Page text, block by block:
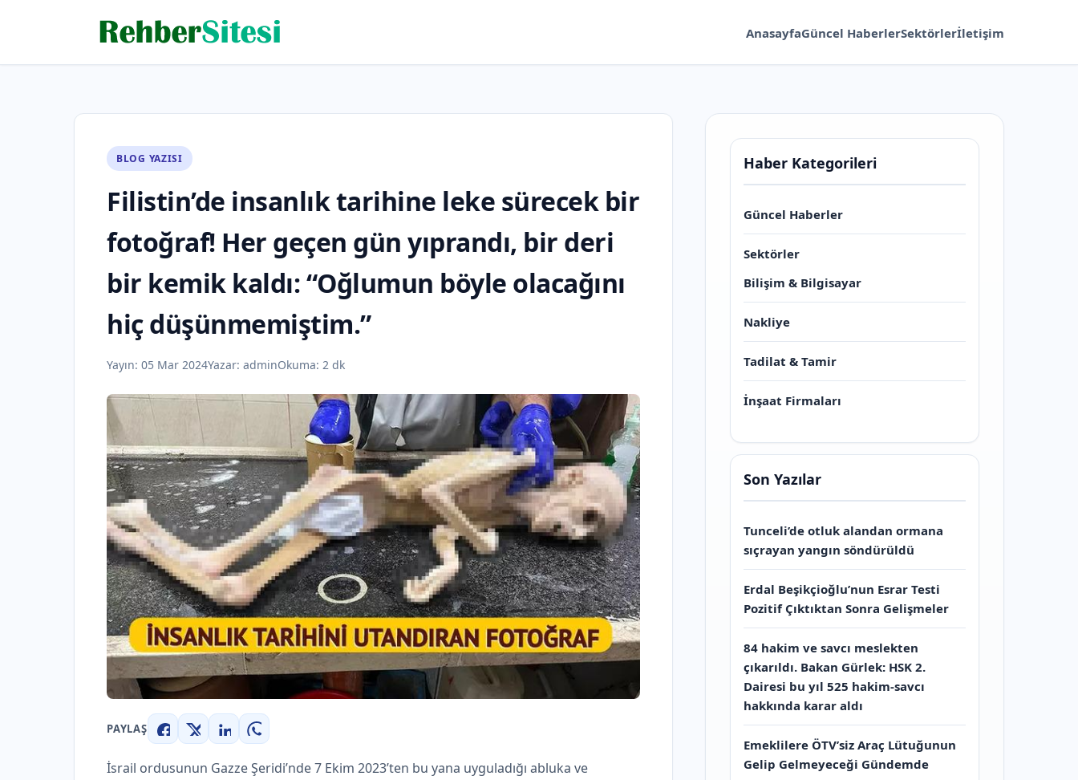
AnasayfaGüncel HaberlerSektörlerİletişim
BLOG YAZISI
Filistin’de insanlık tarihine leke sürecek bir
fotoğraf! Her geçen gün yıprandı, bir deri
bir kemik kaldı: “Oğlumun böyle olacağını
hiç düşünmemiştim.”
Yayın: 05 Mar 2024Yazar: adminOkuma: 2 dk
PAYLAŞ
Facebook
X LinkedInWhatsApp
İsrail ordusunun Gazze Şeridi’nde 7 Ekim 2023’ten bu yana uyguladığı abluka ve
Haber Kategorileri
Güncel Haberler
Sektörler
Bilişim & Bilgisayar
Nakliye
Tadilat & Tamir
İnşaat Firmaları
Son Yazılar
Tunceli’de otluk alandan ormana
sıçrayan yangın söndürüldü
Erdal Beşikçioğlu’nun Esrar Testi
Pozitif Çıktıktan Sonra Gelişmeler
84 hakim ve savcı meslekten
çıkarıldı. Bakan Gürlek: HSK 2.
Dairesi bu yıl 525 hakim-savcı
hakkında karar aldı
Emeklilere ÖTV’siz Araç Lütuğunun
Gelip Gelmeyeceği Gündemde